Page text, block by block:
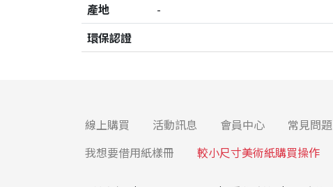
產地
-
環保認證
線上購買 活動訊息 會員中心 常見問題
我想要借用紙樣冊
較小尺寸美術紙購買操作